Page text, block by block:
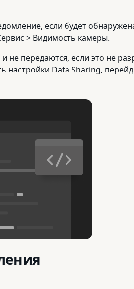
если будет
> Видимость камеры.
не передаются, если это не
настройки Data Sharing,